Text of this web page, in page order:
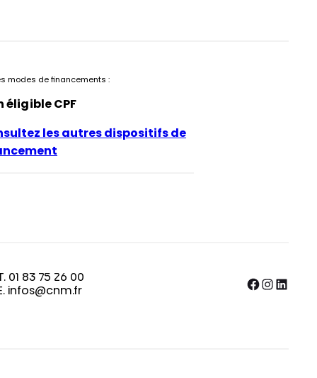
modes de financements :
éligible CPF
les autres dispositifs de
01 83 75 26 00
infos@cnm.fr
Facebook InstagramLinkedIn